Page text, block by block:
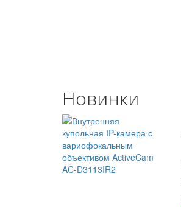
Новинки